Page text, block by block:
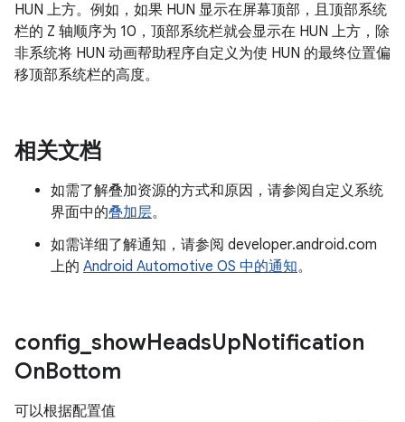
HUN 上方。例如，如果 HUN 显示在屏幕顶部，且顶部系统
栏的 Z 轴顺序为 10，顶部系统栏就会显示在 HUN 上方，除
非系统将 HUN 动画帮助程序自定义为使 HUN 的最终位置偏
移顶部系统栏的高度。
相关文档
如需了解叠加资源的方式和原因，请参阅自定义系统
界面中的叠加层。
如需详细了解通知，请参阅 developer.android.com
上的 Android Automotive OS 中的通知。
config showHeadsUpNotification
OnBottom
可以根据配置值